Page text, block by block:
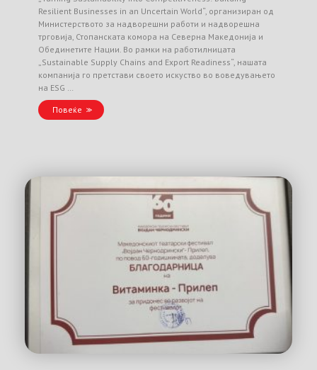
Resilient Businesses in an Uncertain World“, организиран од
Министерството за надворешни работи и надворешна
трговија, Стопанската комора на Северна Македонија и
Обединетите Нации. Во рамки на работилницата
„Sustainable Supply Chains and Export Readiness“, нашата
компанија го претстави своето искуство во воведувањето
на ESG …
Повеќе